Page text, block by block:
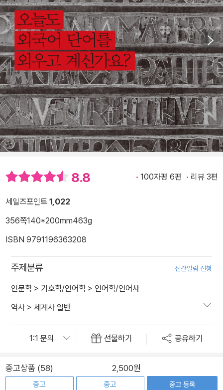
8.8 100자평 6편 리뷰 3편
세일즈포인트 1,022
356쪽140*200mm463g
ISBN 9791196363208
주제분류 신간알림 신청
인문학> 기호학/언어학> 언어학/언어사
역사 > 세계사 일반
선물하기 공유하기
중고상품 (58) 2,500원
중고 중고 중고 등록